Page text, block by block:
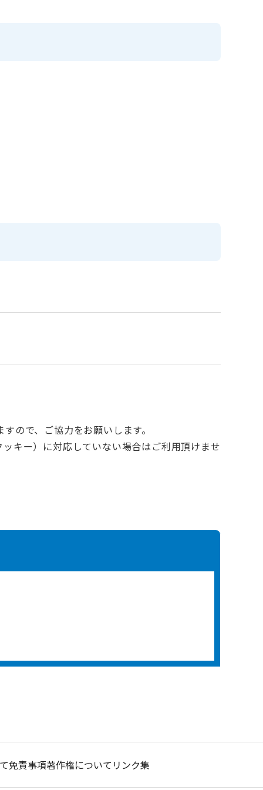
ので、ご協力をお願いします。
キー）に対応していない場合はご利用頂けませ
免責事項著作権について リンク集